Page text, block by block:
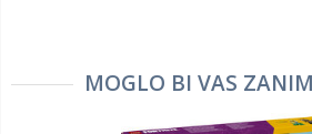
MOGLO BI VAS